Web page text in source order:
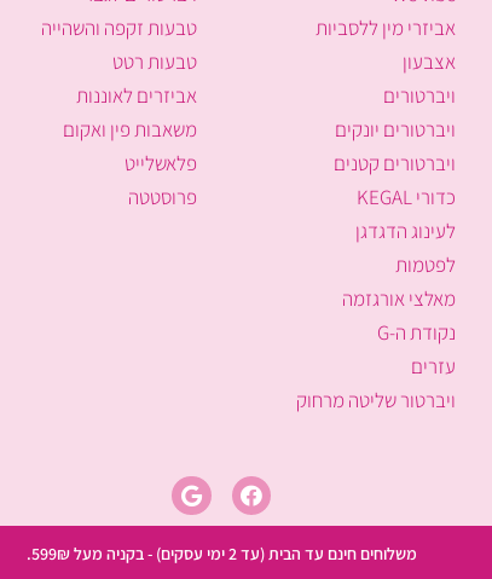
אביזרי מין ללסביות
אצבעון
ויברטורים
ויברטורים יונקים
ויברטורים קטנים
כדורי KEGAL
לעינוג הדגדגן
לפטמות
מאלצי אורגזמה
נקודת ה-G
עזרים
ויברטור שליטה מרחוק
טבעות זקפה והשהייה
טבעות רטט
אביזרים לאוננות
משאבות פין ואקום
פלאשלייט
פרוסטטה
משלוחים חינם עד הבית (עד 2 ימי עסקים) - בקניה מעל 599₪.